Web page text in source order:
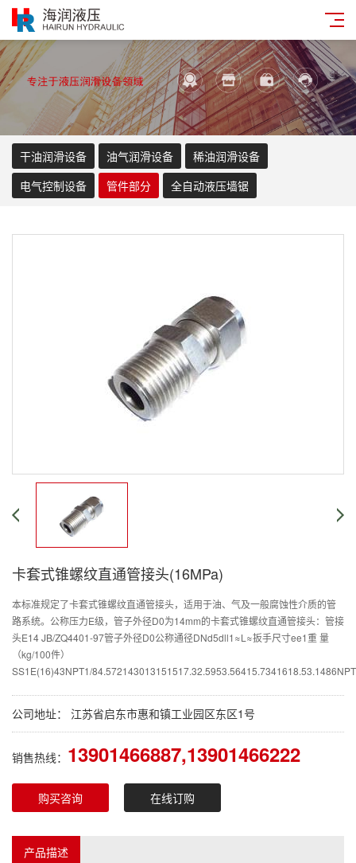
干油润滑设备 油气润滑设备
稀油润滑设备
电气控制设备
管件部分 全自动液压墙锯
卡套式锥螺纹直通管接头(16MPa)
本标准规定了卡套式锥螺纹直通管接头，适用于油、气及一般腐蚀性介质的管
路系统。公称压力E级，管子外径D0为14mm的卡套式锥螺纹直通管接头：管接
头E14 JB/ZQ4401-97管子外径D0公称通径DNd5dll1≈L≈扳手尺寸ee1重 量
（kg/100件）
SS1E(16)43NPT1/
公司地址： 江苏省启东市惠和镇工业园区东区1号
销售热线： 13901466887,13901466222
购买咨询 在线订购
产品描述